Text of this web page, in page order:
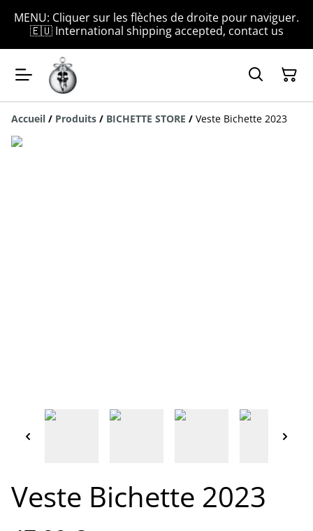
MENU: Cliquer sur les flèches de droite pour naviguer.
🇪🇺 International shipping accepted, contact us
Accueil / Produits / BICHETTE STORE / Veste Bichette 2023
Veste Bichette 2023